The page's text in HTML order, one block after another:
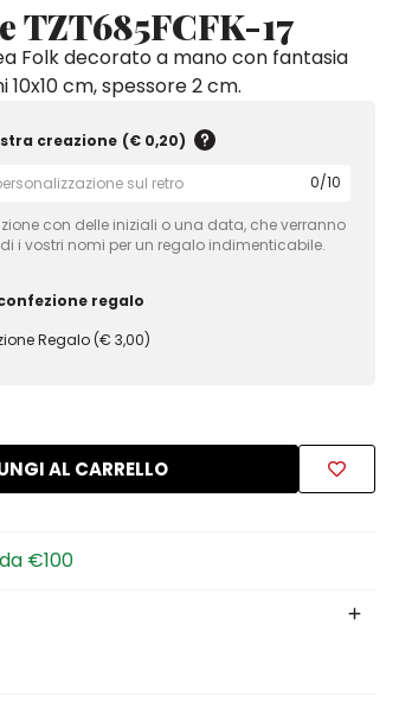
TZT685FCFK-17
Folk decorato a mano con fantasia
cm, spessore 2 cm.
creazione (€ 0,20)
0/10
con delle iniziali o una data, che verranno
i vostri nomi per un regalo indimenticabile.
regalo
Regalo (€ 3,00)
AL CARRELLO
€100